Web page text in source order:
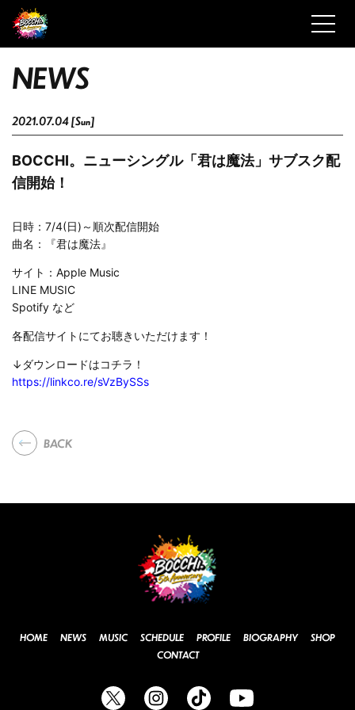
NEWS
2021.07.04 [Sun]
BOCCHI。ニューシングル「君は魔法」サブスク配
信開始！
日時：7/4(日)～順次配信開始
曲名：『君は魔法』
サイト：Apple Music
LINE MUSIC
Spotify など
各配信サイトにてお聴きいただけます！
↓ダウンロードはコチラ！
https://linkco.re/sVzBySSs
BACK
HOME NEWS MUSIC SCHEDULE PROFILE BIOGRAPHY
SHOP
CONTACT